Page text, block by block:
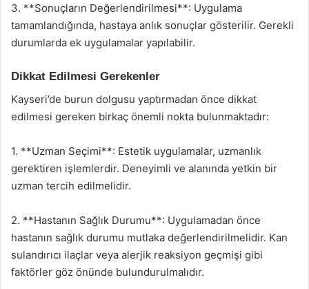
3. **Sonuçların Değerlendirilmesi**: Uygulama
tamamlandığında, hastaya anlık sonuçlar gösterilir. Gerekli
durumlarda ek uygulamalar yapılabilir.
Dikkat Edilmesi Gerekenler
Kayseri’de burun dolgusu yaptırmadan önce dikkat
edilmesi gereken birkaç önemli nokta bulunmaktadır:
1. **Uzman Seçimi**: Estetik uygulamalar, uzmanlık
gerektiren işlemlerdir. Deneyimli ve alanında yetkin bir
uzman tercih edilmelidir.
2. **Hastanın Sağlık Durumu**: Uygulamadan önce
hastanın sağlık durumu mutlaka değerlendirilmelidir. Kan
sulandırıcı ilaçlar veya alerjik reaksiyon geçmişi gibi
faktörler göz önünde bulundurulmalıdır.